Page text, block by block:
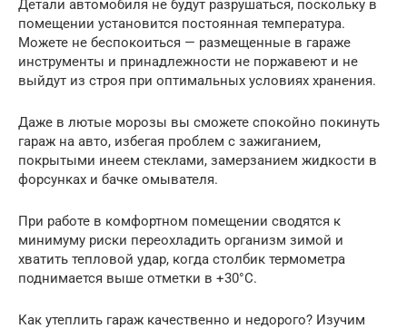
Детали автомобиля не будут разрушаться, поскольку в
помещении установится постоянная температура.
Можете не беспокоиться — размещенные в гараже
инструменты и принадлежности не поржавеют и не
выйдут из строя при оптимальных условиях хранения.
Даже в лютые морозы вы сможете спокойно покинуть
гараж на авто, избегая проблем с зажиганием,
покрытыми инеем стеклами, замерзанием жидкости в
форсунках и бачке омывателя.
При работе в комфортном помещении сводятся к
минимуму риски переохладить организм зимой и
хватить тепловой удар, когда столбик термометра
поднимается выше отметки в +30°С.
Как утеплить гараж качественно и недорого? Изучим